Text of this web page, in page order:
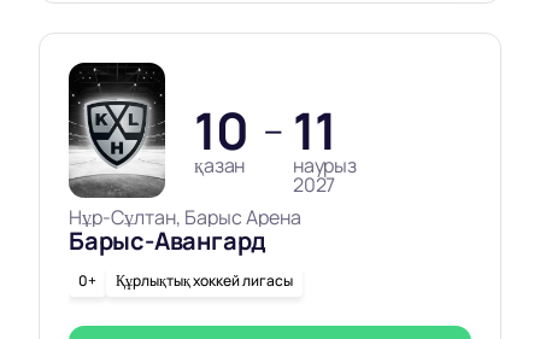
10
қазан
— 11
наурыз
2027
Нұр-Сұлтан, Барыс Арена
Барыс-Авангард
0+ Құрлықтық хоккей лигасы